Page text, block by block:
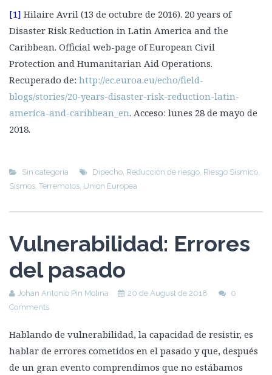
[1] Hilaire Avril (13 de octubre de 2016). 20 years of
Disaster Risk Reduction in Latin America and the
Caribbean. Official web-page of European Civil
Protection and Humanitarian Aid Operations.
Recuperado de: http://ec.euroa.eu/echo/field-
blogs/stories/20-years-disaster-risk-reduction-latin-
america-and-caribbean_en. Acceso: lunes 28 de mayo de
2018.
Sin categoría Dipecho Reducción de riesgo Riesgo Sísmico
Sismos Terremotos Unión Europea
Vulnerabilidad: Errores
del pasado
Johan Antonio Pin Molina 20 de August de 2018
0
Comments
Hablando de vulnerabilidad, la capacidad de resistir, es
hablar de errores cometidos en el pasado y que, después
de un gran evento comprendimos que no estábamos